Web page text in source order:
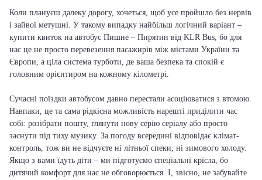
Коли плануєш далеку дорогу, хочеться, щоб усе пройшло без нервів
і зайвої метушні. У такому випадку найбільш логічний варіант –
купити квиток на автобус Пишне – Пирятин від KLR Bus, бо для
нас це не просто перевезення пасажирів між містами України та
Європи, а ціла система турботи, де ваша безпека та спокій є
головним орієнтиром на кожному кілометрі.
Сучасні поїздки автобусом давно перестали асоціюватися з втомою.
Навпаки, це та сама рідкісна можливість нарешті приділити час
собі: розібрати пошту, глянути нову серію серіалу або просто
заснути під тиху музику. За погоду всередині відповідає клімат-
контроль, тож ви не відчуєте ні літньої спеки, ні зимового холоду.
Якщо з вами їдуть діти – ми підготуємо спеціальні крісла, бо
дитячий комфорт для нас не обговорюється. І, звісно, не забувайте